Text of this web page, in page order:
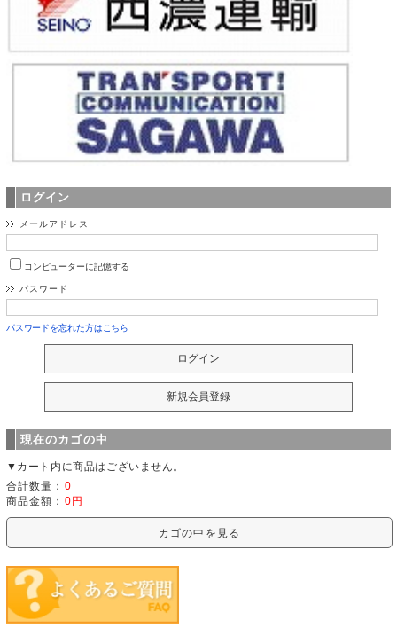
ログイン
メールアドレス
コンピューターに記憶する
パスワード
パスワードを忘れた方はこちら
現在のカゴの中
▼カート内に商品はございません。
合計数量： 0
商品金額： 0円
カゴの中を見る